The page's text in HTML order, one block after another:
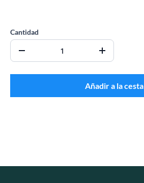
Cantidad
Añadir a la cesta